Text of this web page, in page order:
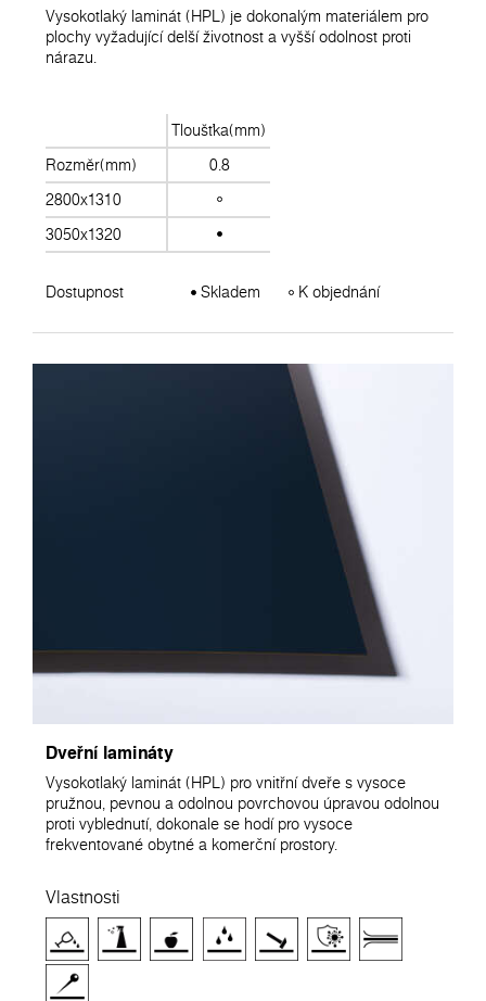
Vysokotlaký laminát (HPL) je dokonalým materiálem pro
plochy vyžadující delší životnost a vyšší odolnost proti
nárazu.
Tloušťka(mm)
Rozměr(mm)
0.8
2800x1310
3050x1320
Dostupnost Skladem K objednání
Dveřní lamináty
Vysokotlaký laminát (HPL) pro vnitřní dveře s vysoce
pružnou, pevnou a odolnou povrchovou úpravou odolnou
proti vyblednutí, dokonale se hodí pro vysoce
frekventované obytné a komerční prostory.
Vlastnosti